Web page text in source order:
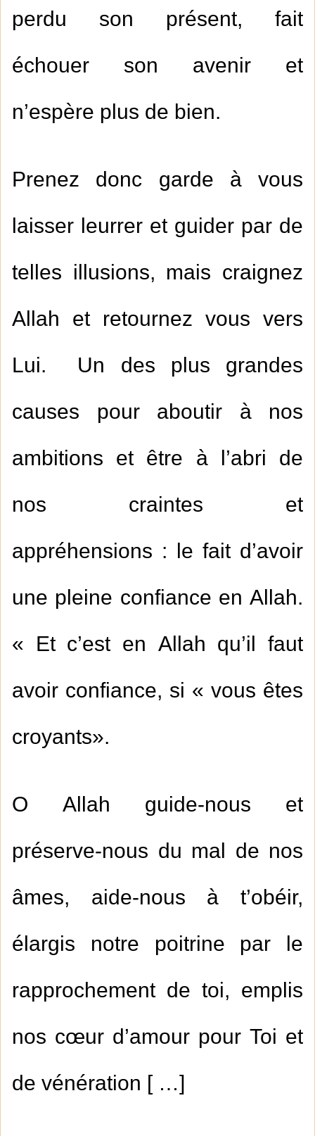
perdu son présent, fait
échouer son avenir et
n’espère plus de bien.
Prenez donc garde à vous
laisser leurrer et guider par de
telles illusions, mais craignez
Allah et retournez vous vers
Lui. Un des plus grandes
causes pour aboutir à nos
ambitions et être à l’abri de
nos craintes et
appréhensions : le fait d’avoir
une pleine confiance en Allah.
« Et c’est en Allah qu’il faut
avoir confiance, si « vous êtes
croyants».
O Allah guide-nous et
préserve-nous du mal de nos
âmes, aide-nous à t’obéir,
élargis notre poitrine par le
rapprochement de toi, emplis
nos cœur d’amour pour Toi et
de vénération [ …]